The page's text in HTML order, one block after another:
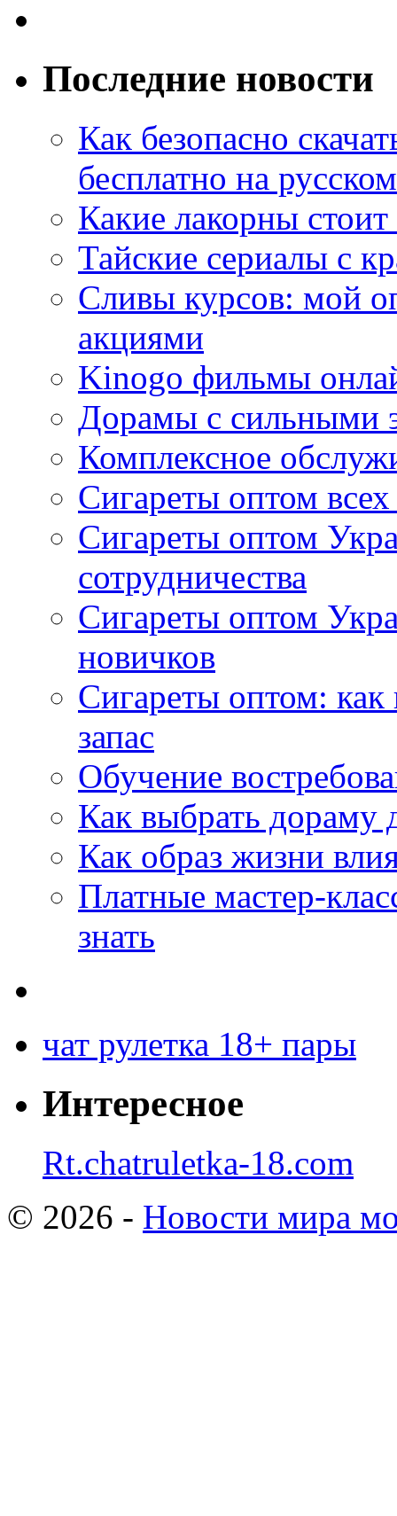
Последние новости
Как безопасно
бесплатно на
Какие лакорны
Тайские сериалы с
Сливы курсов: мой
акциями
Kinogo фильмы
Дорамы с сильными
Комплексное
Сигареты оптом
Сигареты оптом
сотрудничества
Сигареты оптом
новичков
Сигареты оптом:
запас
Обучение
Как выбрать дораму
Как образ жизни
Платные мастер-
знать
чат рулетка 18+ пары
Интересное
Rt.chatruletka-18.com
© 2026 - Новости мира